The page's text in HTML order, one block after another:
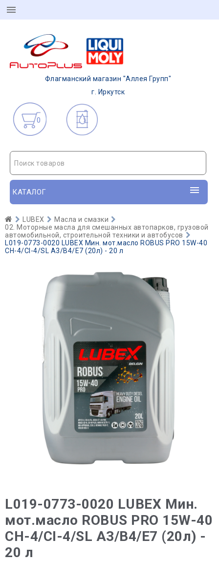
Флагманский магазин "Аллея Групп"
г. Иркутск
0
Поиск товаров
КАТАЛОГ
LUBEX
Масла и смазки
02. Моторные масла для смешанных автопарков, грузовой
автомобильной, строительной техники и автобусов
L019-0773-0020 LUBEX Мин. мот.масло ROBUS PRO 15W-40
CH-4/CI-4/SL A3/B4/E7 (20л) - 20 л
L019-0773-0020 LUBEX Мин.
мот.масло ROBUS PRO 15W-40
CH-4/CI-4/SL A3/B4/E7 (20л) -
20 л